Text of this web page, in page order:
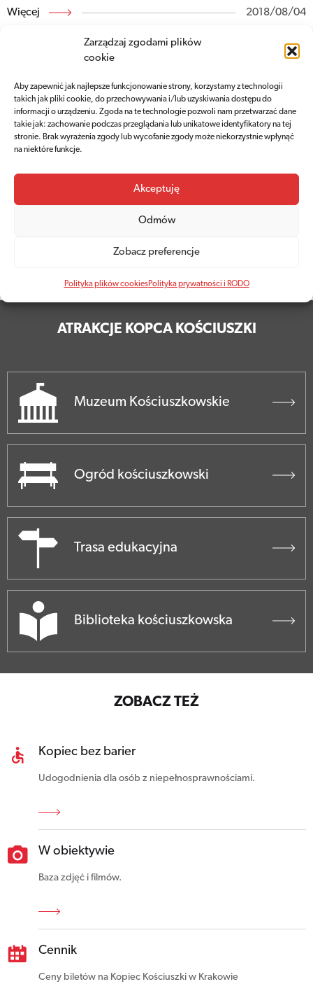
Zarządzaj zgodami plików
cookie
Aby zapewnić jak najlepsze funkcjonowanie strony, korzystamy z technologii
takich jak pliki cookie, do przechowywania i/lub uzyskiwania dostępu do
informacji o urządzeniu. Zgoda na te technologie pozwoli nam przetwarzać dane
takie jak: zachowanie podczas przeglądania lub unikatowe identyfikatory na tej
stronie. Brak wyrażenia zgody lub wycofanie zgody może niekorzystnie wpłynąć
na niektóre funkcje.
Akceptuję
Odmów
Zobacz preferencje
Polityka plików cookiesPolityka prywatności i RODO
Więcej 2018/08/04
La Historia Monumento
ATRAKCJE KOPCA KOŚCIUSZKI
Muzeum Kościuszkowskie
Ogród kościuszkowski
Trasa edukacyjna
Biblioteka kościuszkowska
ZOBACZ TEŻ
Kopiec bez barier
Udogodnienia dla osób z niepełnosprawnościami.
W obiektywie
Baza zdjęć i filmów.
Cennik
Ceny biletów na Kopiec Kościuszki w Krakowie